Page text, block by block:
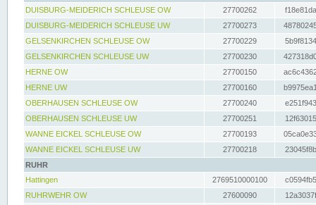
DUISBURG-MEIDERICH SCHLEUSE OW
27700262
DUISBURG-MEIDERICH SCHLEUSE UW
27700273
GELSENKIRCHEN SCHLEUSE OW
27700229
GELSENKIRCHEN SCHLEUSE UW
27700230
HERNE OW
27700150
HERNE UW
27700160
OBERHAUSEN SCHLEUSE OW
27700240
OBERHAUSEN SCHLEUSE UW
27700251
WANNE EICKEL SCHLEUSE OW
27700193
WANNE EICKEL SCHLEUSE UW
27700218
RUHR
Hattingen
2769510000100
RUHRWEHR OW
27600090